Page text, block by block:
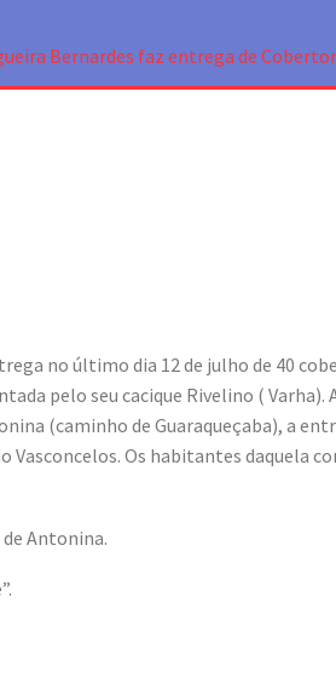
Bernardes faz entrega de
no último dia 12 de julho de 40
pelo seu cacique Rivelino (
(caminho de Guaraqueçaba), a
Os habitantes daquela
Antonina.